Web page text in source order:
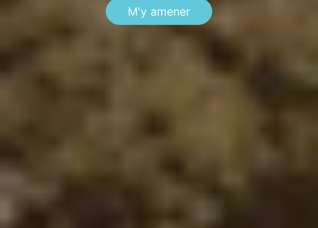
M'y amener